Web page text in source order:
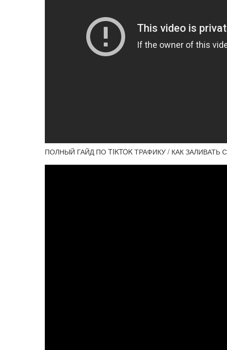
ПОЛНЫЙ ГАЙД ПО TIKTOK ТРАФИКУ / КАК ЗАЛИВАТЬ